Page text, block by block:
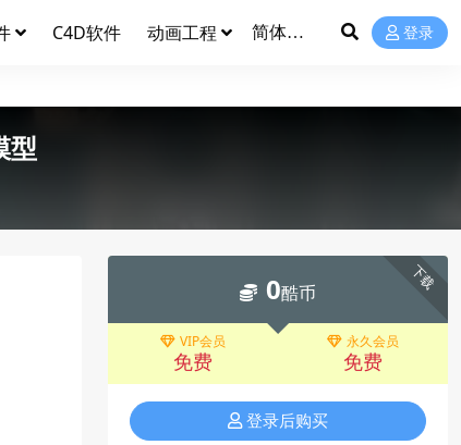
C4D软件 动画工程 登录
型
下载
0酷币
VIP会员
免费
永久会员
免费
登录后购买